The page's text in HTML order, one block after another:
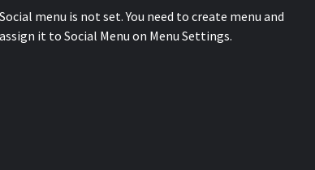
Social menu is not set. You need to create menu and
assign it to Social Menu on Menu Settings.